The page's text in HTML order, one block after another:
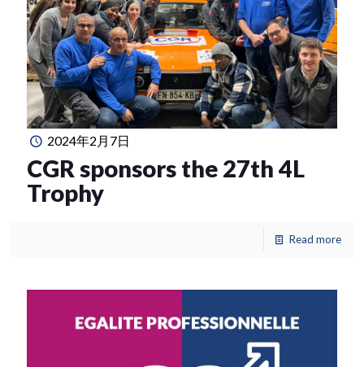
2024年2月7日
CGR sponsors the 27th 4L
Trophy
Read more